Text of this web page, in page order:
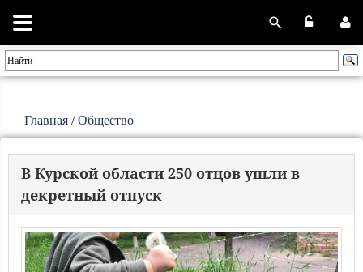
Главная /Общество
В Курской области 250 отцов ушли в
декретный отпуск